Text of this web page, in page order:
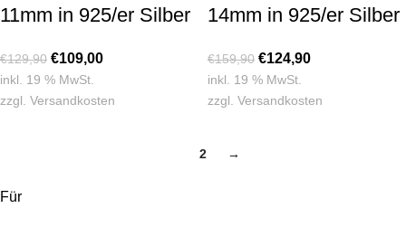
Für
11mm in 925/er Silber
€129,90 €109,00
inkl. 19 % MwSt.
zzgl. Versandkosten
14mm in 925/er Silber
€159,90 €124,90
inkl. 19 % MwSt.
zzgl. Versandkosten
2 →